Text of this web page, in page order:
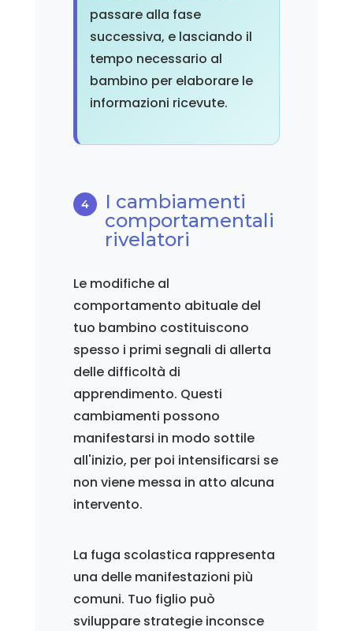
passare alla fase
successiva, e lasciando il
tempo necessario al
bambino per elaborare le
informazioni ricevute.
I cambiamenti
comportamentali
rivelatori
Le modifiche al
comportamento abituale del
tuo bambino costituiscono
spesso i primi segnali di allerta
delle difficoltà di
apprendimento. Questi
cambiamenti possono
manifestarsi in modo sottile
all'inizio, per poi intensificarsi se
non viene messa in atto alcuna
intervento.
La fuga scolastica rappresenta
una delle manifestazioni più
comuni. Tuo figlio può
sviluppare strategie inconsce